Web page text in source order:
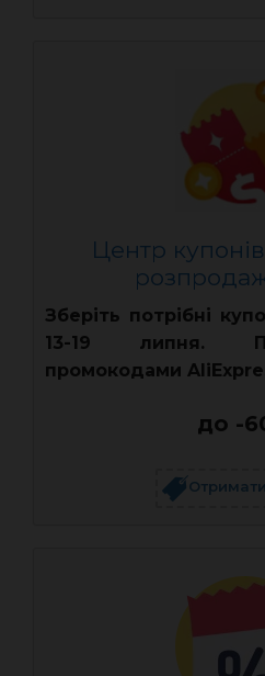
Центр
Зберіть потрібні
13-19 липня.
промокодами
до -